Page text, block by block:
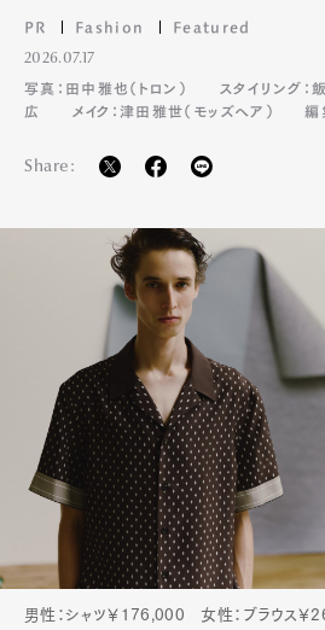
PR Fashion Featured
2026.07.17
写真：田中雅也（トロン）
スタイリング：
広
メイク：津田雅世（モッズヘア） 編
Share:
男性：シャツ￥176,000 女性：ブラウス￥